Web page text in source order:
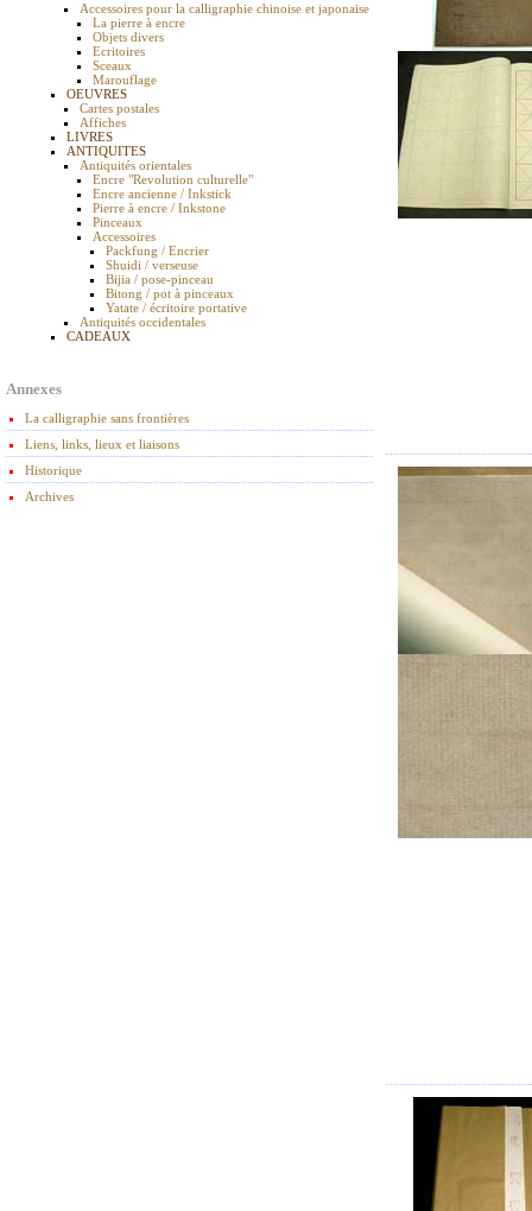
Accessoires pour la calligraphie chinoise et japonaise
La pierre à encre
Objets divers
Ecritoires
Sceaux
Marouflage
OEUVRES
Cartes postales
Affiches
LIVRES
ANTIQUITES
Antiquités orientales
Encre "Revolution culturelle"
Encre ancienne / Inkstick
Pierre à encre / Inkstone
Pinceaux
Accessoires
Packfung / Encrier
Shuidi / verseuse
Bijia / pose-pinceau
Bitong / pot à pinceaux
Yatate / écritoire portative
Antiquités occidentales
CADEAUX
Annexes
La calligraphie sans frontières
Liens, links, lieux et liaisons
Historique
Archives